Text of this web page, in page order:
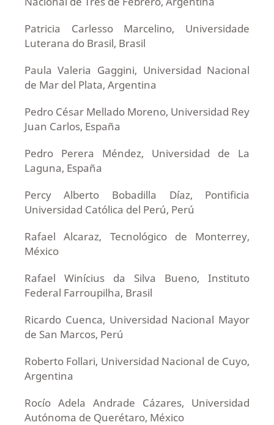
Patricia Carlesso Marcelino, Universidade
Luterana do Brasil, Brasil
Paula Valeria Gaggini, Universidad Nacional
de Mar del Plata, Argentina
Pedro César Mellado Moreno, Universidad Rey
Juan Carlos, España
Pedro Perera Méndez, Universidad de La
Laguna, España
Percy Alberto Bobadilla Díaz, Pontificia
Universidad Católica del Perú, Perú
Rafael Alcaraz, Tecnológico de Monterrey,
México
Rafael Winícius da Silva Bueno, Instituto
Federal Farroupilha, Brasil
Ricardo Cuenca, Universidad Nacional Mayor
de San Marcos, Perú
Roberto Follari, Universidad Nacional de Cuyo,
Argentina
Rocío Adela Andrade Cázares, Universidad
Autónoma de Querétaro, México